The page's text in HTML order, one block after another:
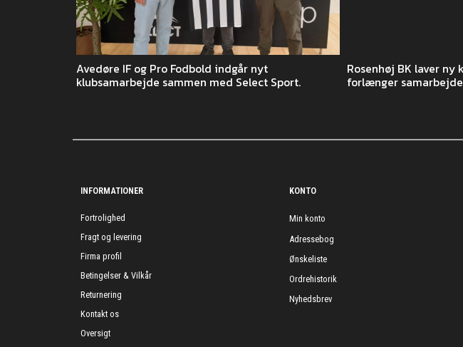
Avedøre IF og Pro Fodbold indgår nyt
klubsamarbejde sammen med Select Sport.
Rosenhøj BK laver
forlænger
INFORMATIONER
Fortrolighed
Fragt og levering
Firma profil
Betingelser & Vilkår
Returnering
Kontakt os
Oversigt
KONTO
Min konto
Adressebog
Ønskeliste
Ordrehistorik
Nyhedsbrev